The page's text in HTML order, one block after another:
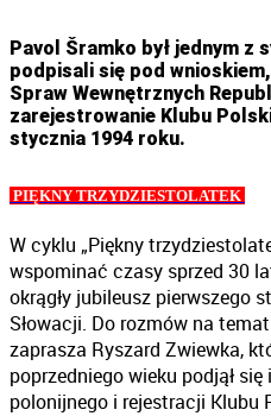
Pavol Šramko był jednym z
podpisali się pod
Spraw Wewnętrznych
zarejestrowanie Klubu
stycznia 1994 roku.
PIĘKNY TRZYDZIESTOLATEK
W cyklu „Piękny
wspominać czasy sprzed 30
okrągły jubileusz pierwszego
Słowacji. Do rozmów na
zaprasza Ryszard Zwiewka,
poprzedniego wieku podjął
polonijnego i rejestracji Klubu